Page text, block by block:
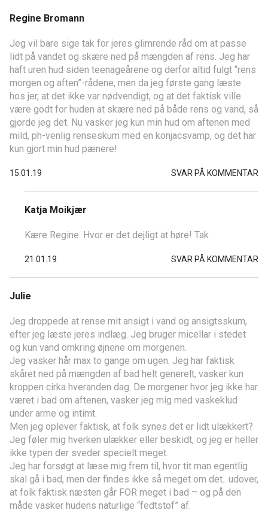
Regine Bromann
Jeg vil bare sige tak for jeres glimrende råd om at passe
lidt på vandet og skære ned på mængden af rens. Jeg har
haft uren hud siden teenageårene og derfor altid fulgt “rens
morgen og aften”-rådene, men da jeg første gang læste
hos jer, at det ikke var nødvendigt, og at det faktisk ville
være godt for huden at skære ned på både rens og vand, så
gjorde jeg det. Nu vasker jeg kun min hud om aftenen med
mild, ph-venlig renseskum med en konjacsvamp, og det har
kun gjort min hud pænere!
15.01.19 SVAR PÅ KOMMENTAR
Katja Moikjær
Kære Regine. Hvor er det dejligt at høre! Tak
21.01.19 SVAR PÅ KOMMENTAR
Julie
Jeg droppede at rense mit ansigt i vand og ansigtsskum,
efter jeg læste jeres indlæg. Jeg bruger micellar i stedet
og kun vand omkring øjnene om morgenen.
Jeg vasker hår max to gange om ugen. Jeg har faktisk
skåret ned på mængden af bad helt generelt, vasker kun
kroppen cirka hveranden dag. De morgener hvor jeg ikke har
været i bad om aftenen, vasker jeg mig med vaskeklud
under arme og intimt.
Men jeg oplever faktisk, at folk synes det er lidt ulækkert?
Jeg føler mig hverken ulækker eller beskidt, og jeg er heller
ikke typen der sveder specielt meget.
Jeg har forsøgt at læse mig frem til, hvor tit man egentlig
skal gå i bad, men der findes ikke så meget om det.. udover,
at folk faktisk næsten går FOR meget i bad – og på den
måde vasker hudens naturlige “fedtstof” af.